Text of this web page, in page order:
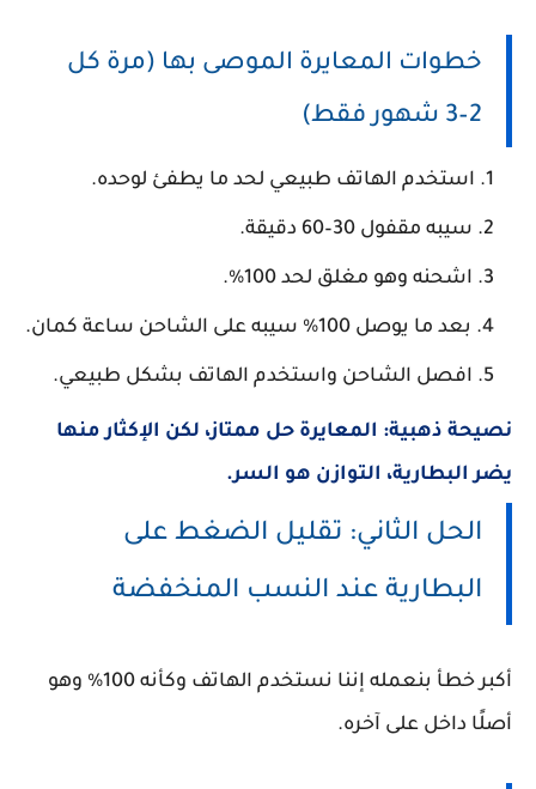
خطوات المعايرة الموصى بها (مرة كل
2–3 شهور فقط)
استخدم الهاتف طبيعي لحد ما يطفئ لوحده.
سيبه مقفول 30–60 دقيقة.
اشحنه وهو مغلق لحد 100%.
بعد ما يوصل 100% سيبه على الشاحن ساعة كمان.
افصل الشاحن واستخدم الهاتف بشكل طبيعي.
نصيحة ذهبية: المعايرة حل ممتاز، لكن الإكثار منها
يضر البطارية، التوازن هو السر.
الحل الثاني: تقليل الضغط على
البطارية عند النسب المنخفضة
أكبر خطأ بنعمله إننا نستخدم الهاتف وكأنه 100% وهو
أصلًا داخل على آخره.